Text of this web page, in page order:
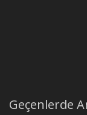
Geçenlerde